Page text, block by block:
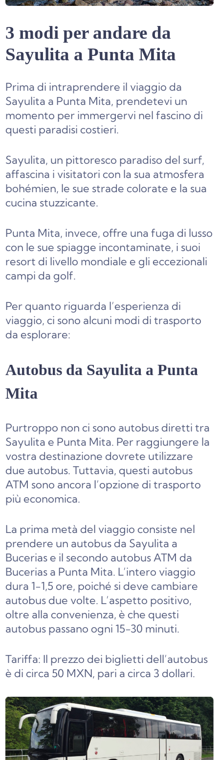
3 modi per andare da
Sayulita a Punta Mita
Prima di intraprendere il viaggio da
Sayulita a Punta Mita, prendetevi un
momento per immergervi nel fascino di
questi paradisi costieri.
Sayulita, un pittoresco paradiso del surf,
affascina i visitatori con la sua atmosfera
bohémien, le sue strade colorate e la sua
cucina stuzzicante.
Punta Mita, invece, offre una fuga di lusso
con le sue spiagge incontaminate, i suoi
resort di livello mondiale e gli eccezionali
campi da golf.
Per quanto riguarda l’esperienza di
viaggio, ci sono alcuni modi di trasporto
da esplorare:
Autobus da Sayulita a Punta
Mita
Purtroppo non ci sono autobus diretti tra
Sayulita e Punta Mita. Per raggiungere la
vostra destinazione dovrete utilizzare
due autobus. Tuttavia, questi autobus
ATM sono ancora l’opzione di trasporto
più economica.
La prima metà del viaggio consiste nel
prendere un autobus da Sayulita a
Bucerias e il secondo autobus ATM da
Bucerias a Punta Mita. L’intero viaggio
dura 1-1,5 ore, poiché si deve cambiare
autobus due volte. L’aspetto positivo,
oltre alla convenienza, è che questi
autobus passano ogni 15-30 minuti.
Tariffa: Il prezzo dei biglietti dell’autobus
è di circa 50 MXN, pari a circa 3 dollari.